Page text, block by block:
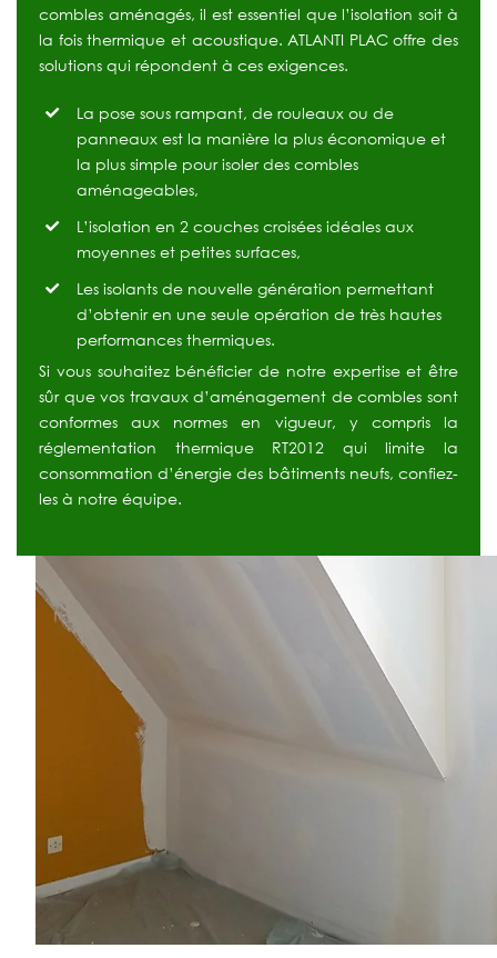
combles aménagés, il est essentiel que l’isolation soit à
la fois thermique et acoustique. ATLANTI PLAC offre des
solutions qui répondent à ces exigences.
La pose sous rampant, de rouleaux ou de
panneaux est la manière la plus économique et
la plus simple pour isoler des combles
aménageables,
L’isolation en 2 couches croisées idéales aux
moyennes et petites surfaces,
Les isolants de nouvelle génération permettant
d’obtenir en une seule opération de très hautes
performances thermiques.
Si vous souhaitez bénéficier de notre expertise et être
sûr que vos travaux d’aménagement de combles sont
conformes aux normes en vigueur, y compris la
réglementation thermique RT2012 qui limite la
consommation d’énergie des bâtiments neufs, confiez-
les à notre équipe.